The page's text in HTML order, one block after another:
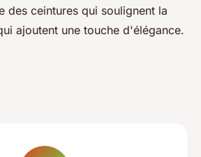
des ceintures qui soulignent la
ajoutent une touche d'élégance.